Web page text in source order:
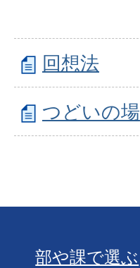
回想法
つどいの場
部や課で選ぶ